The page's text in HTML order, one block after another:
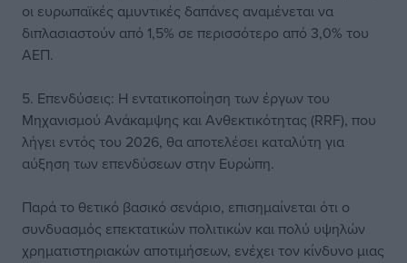
οι ευρωπαϊκές αμυντικές δαπάνες αναμένεται να
διπλασιαστούν από 1,5% σε περισσότερο από 3,0% του
ΑΕΠ.
5. Επενδύσεις: Η εντατικοποίηση των έργων του
Μηχανισμού Ανάκαμψης και Ανθεκτικότητας (RRF), που
λήγει εντός του 2026, θα αποτελέσει καταλύτη για
αύξηση των επενδύσεων στην Ευρώπη.
Παρά το θετικό βασικό σενάριο, επισημαίνεται ότι ο
συνδυασμός επεκτατικών πολιτικών και πολύ υψηλών
χρηματιστηριακών αποτιμήσεων, ενέχει τον κίνδυνο μιας